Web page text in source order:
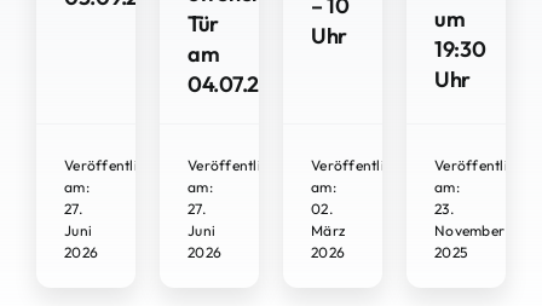
Veröffentlicht
am:
27.
Juni
2026
Tür
am
04.07.2026
Veröffentlicht
am:
27.
Juni
2026
Uhr
Veröffentlicht
am:
02.
März
2026
um
19:30
Uhr
Veröffentlicht
am:
23.
November
2025